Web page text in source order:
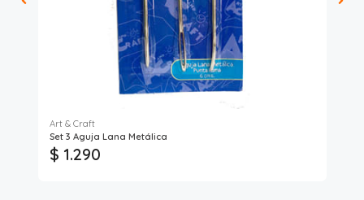
Art & Craft
Set 3 Aguja Lana Metálica
$ 1.290